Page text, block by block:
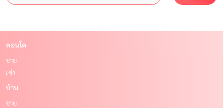
คอนโด
ขาย
เช่า
บ้าน
ขาย